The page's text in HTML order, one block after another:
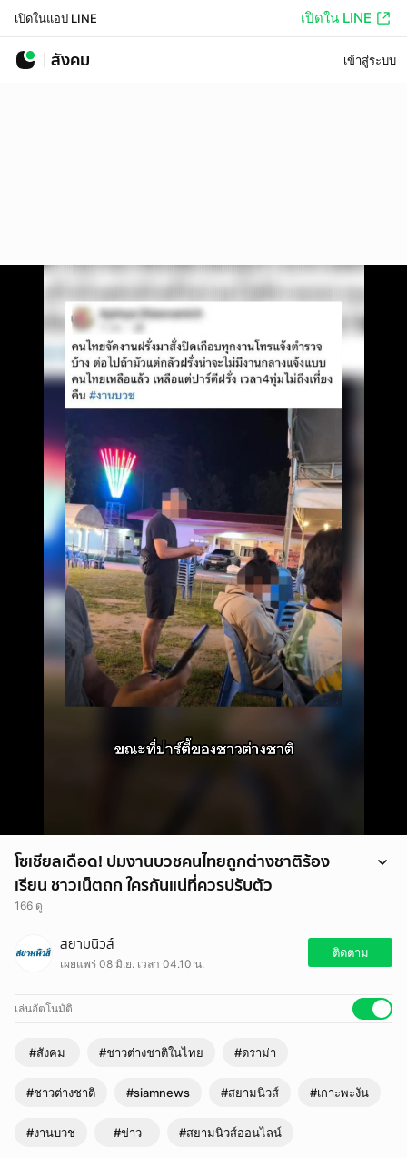
เปิดในแอป LINE เปิดใน LINE
สังคม เข้าสู่ระบบ
โซเชียลเดือด! ปมงานบวชคนไทยถูกต่างชาติร้อง
เรียน ชาวเน็ตถก ใครกันแน่ที่ควรปรับตัว
166 ดู
แน่ที่ควรปรับตัว
สยามนิวส์
เผยแพร่ 08 มิ.ย. เวลา 04.10 น.
ติดตาม
เล่นอัตโนมัติ
#สังคม #ชาวต่างชาติในไทย #ดราม่า
#ชาวต่างชาติ #siamnews #สยามนิวส์ #เกาะพะงัน
#งานบวช #ข่าว #สยามนิวส์ออนไลน์